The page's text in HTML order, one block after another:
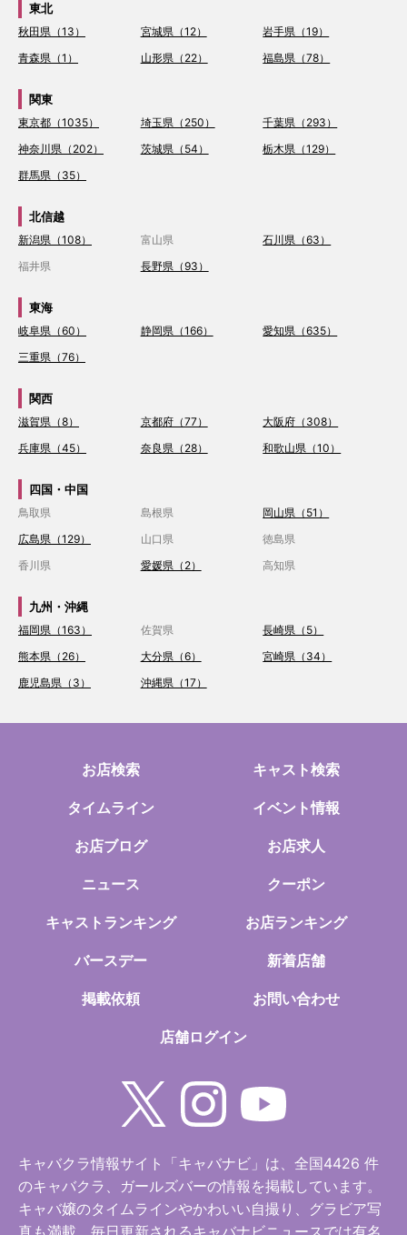
東北
秋田県（13） 宮城県（12）
岩手県（19）
青森県（1）
山形県（22） 福島県（78）
関東
東京都（1035） 埼玉県（250）
千葉県（293）
神奈川県（202）
茨城県（54）
栃木県（129）
群馬県（35）
北信越
新潟県（108） 富山県
石川県（63）
福井県
長野県（93）
東海
岐阜県（60） 静岡県（166）
愛知県（635）
三重県（76）
関西
滋賀県（8） 京都府（77）
大阪府（308）
兵庫県（45）
奈良県（28） 和歌山県（10）
四国・中国
鳥取県 島根県
岡山県（51）
広島県（129）
山口県
徳島県
香川県
愛媛県（2） 高知県
九州・沖縄
福岡県（163） 佐賀県
長崎県（5）
熊本県（26）
大分県（6）
宮崎県（34）
鹿児島県（3）
沖縄県（17）
お店検索 キャスト検索
タイムライン イベント情報
お店ブログ お店求人
ニュース クーポン
キャストランキング お店ランキング
バースデー 新着店舗
掲載依頼 お問い合わせ
店舗ログイン
キャバクラ情報サイト「キャバナビ」は、全国4426 件
のキャバクラ、ガールズバーの情報を掲載しています。
キャバ嬢のタイムラインやかわいい自撮り、グラビア写